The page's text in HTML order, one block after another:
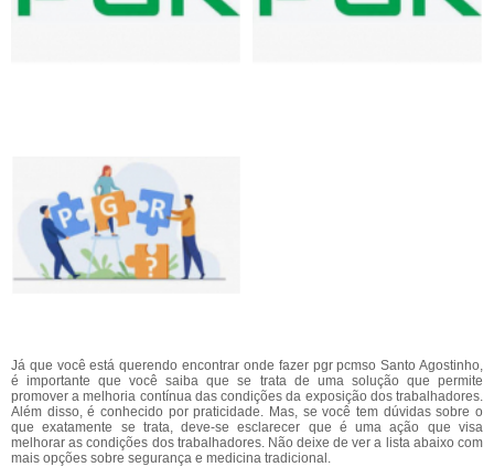
Já que você está querendo encontrar onde fazer pgr pcmso Santo Agostinho,
é importante que você saiba que se trata de uma solução que permite
promover a melhoria contínua das condições da exposição dos trabalhadores.
Além disso, é conhecido por praticidade. Mas, se você tem dúvidas sobre o
que exatamente se trata, deve-se esclarecer que é uma ação que visa
melhorar as condições dos trabalhadores. Não deixe de ver a lista abaixo com
mais opções sobre segurança e medicina tradicional.